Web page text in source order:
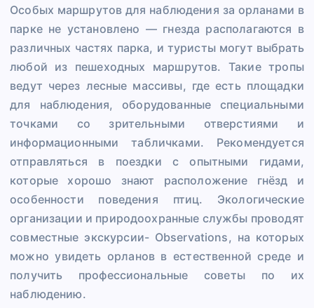
Особых маршрутов для наблюдения за орланами в
парке не установлено — гнезда располагаются в
различных частях парка, и туристы могут выбрать
любой из пешеходных маршрутов. Такие тропы
ведут через лесные массивы, где есть площадки
для наблюдения, оборудованные специальными
точками со зрительными отверстиями и
информационными табличками. Рекомендуется
отправляться в поездки с опытными гидами,
которые хорошо знают расположение гнёзд и
особенности поведения птиц. Экологические
организации и природоохранные службы проводят
совместные экскурсии- Observations, на которых
можно увидеть орланов в естественной среде и
получить профессиональные советы по их
наблюдению.